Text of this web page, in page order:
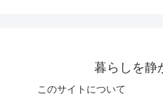
暮らしを静
このサイトについて